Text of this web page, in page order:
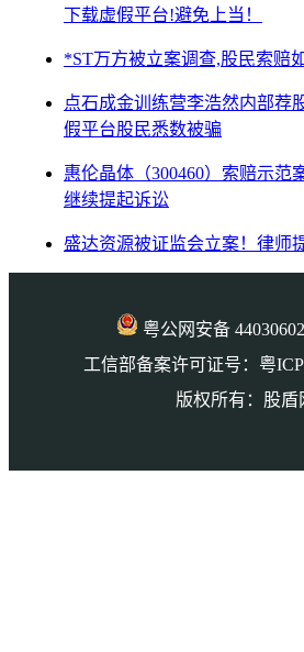
下载虚假平台!避免上当！
*ST万方被立案调查,股民索赔
点石成金训练营李浩然内部荐
假平台股民悉数被骗
惠伦晶体（300460）索赔示范
继续提起诉讼
盛达资源被证监会立案！律师
粤公网安备
工信部备案许可证号：粤
版权所有：股盾